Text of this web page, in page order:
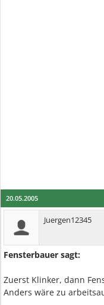
20.05.2005
Juergen12345
Fensterbauer sagt:
Zuerst Klinker, dann
Anders wäre zu